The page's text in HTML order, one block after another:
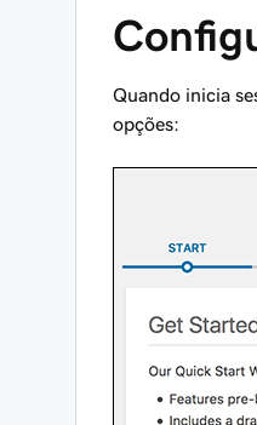
Quando inicia
opções: